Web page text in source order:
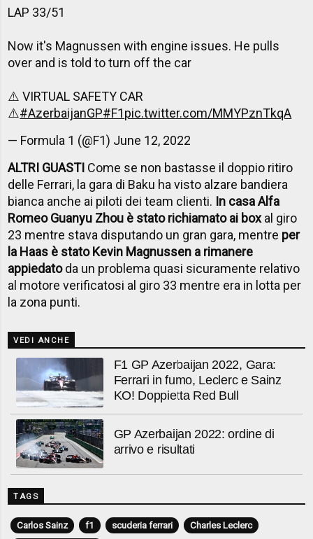
LAP 33/51
Now it's Magnussen with engine issues. He pulls
over and is told to turn off the car
⚠️ VIRTUAL SAFETY CAR
⚠️#AzerbaijanGP#F1pic.twitter.com/MMYPznTkqA
— Formula 1 (@F1) June 12, 2022
ALTRI GUASTI Come se non bastasse il doppio ritiro
delle Ferrari, la gara di Baku ha visto alzare bandiera
bianca anche ai piloti dei team clienti. In casa Alfa
Romeo Guanyu Zhou è stato richiamato ai boxal giro
23 mentre stava disputando un gran gara, mentre per
la Haas è stato Kevin Magnussen a rimanere
appiedatoda un problema quasi sicuramente relativo
al motore verificatosi al giro 33 mentre era in lotta per
la zona punti.
VEDI ANCHE
F1 GP Azerbaijan 2022, Gara:
Ferrari in fumo, Leclerc e Sainz
KO! Doppietta Red Bull
GP Azerbaijan 2022: ordine di
arrivo e risultati
TAGS
Carlos Sainz f1 scuderia ferrari
Charles Leclerc